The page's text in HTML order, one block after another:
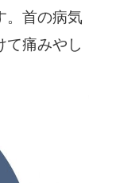
。首の病気
て痛みやし